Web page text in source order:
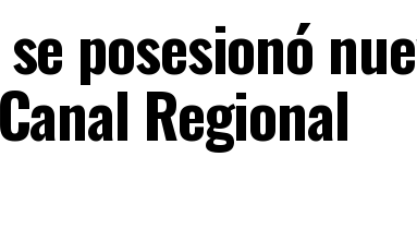
posesionó
Regional